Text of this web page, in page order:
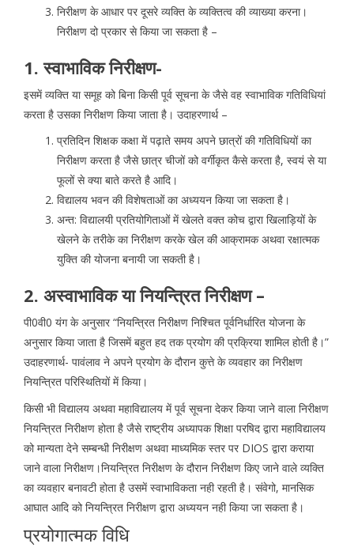
निरीक्षण के आधार पर दूसरे व्यक्ति के व्यक्तित्व की व्याख्या करना।
निरीक्षण दो प्रकार से किया जा सकता है –
1. स्वाभाविक निरीक्षण-
इसमें व्यक्ति या समूह को बिना किसी पूर्व सूचना के जैसे वह स्वाभाविक गतिविधियां
करता है उसका निरीक्षण किया जाता है। उदाहरणार्थ –
प्रतिदिन शिक्षक कक्षा में पढ़ाते समय अपने छात्रों की गतिविधियों का
निरीक्षण करता है जैसे छात्र चीजों को वर्गीकृत कैसे करता है, स्वयं से या
फूलों से क्या बाते करते है आदि।
विद्यालय भवन की विशेषताओं का अध्ययन किया जा सकता है।
अन्त: विद्यालयी प्रतियोगिताओं में खेलते वक्त कोच द्वारा खिलाड़ियों के
खेलने के तरीके का निरीक्षण करके खेल की आक्रामक अथवा रक्षात्मक
युक्ति की योजना बनायी जा सकती है।
2. अस्वाभाविक या नियन्त्रित निरीक्षण –
पी0वी0 यंग के अनुसार “नियन्त्रित निरीक्षण निश्चित पूर्वनिर्धारित योजना के
अनुसार किया जाता है जिसमें बहुत हद तक प्रयोग की प्रक्रिया शामिल होती है।”
उदाहरणार्थ- पावंलाव ने अपने प्रयोग के दौरान कुत्ते के व्यवहार का निरीक्षण
नियन्त्रित परिस्थितियों में किया।
किसी भी विद्यालय अथवा महाविद्यालय में पूर्व सूचना देकर किया जाने वाला निरीक्षण
नियन्त्रित निरीक्षण होता है जैसे राष्ट्रीय अध्यापक शिक्षा परषिद द्वारा महाविद्यालय
को मान्यता देने सम्बन्धी निरीक्षण अथवा माध्यमिक स्तर पर DIOS द्वारा कराया
जाने वाला निरीक्षण।नियन्त्रित निरीक्षण के दौरान निरीक्षण किए जाने वाले व्यक्ति
का व्यवहार बनावटी होता है उसमें स्वाभाविकता नही रहती है। संवेगो, मानसिक
आघात आदि को नियन्त्रित निरीक्षण द्वारा अध्ययन नही किया जा सकता है।
प्रयोगात्मक विधि